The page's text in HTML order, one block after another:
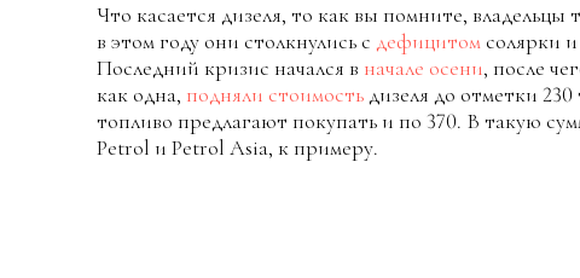
Что касается дизеля, то как вы помните,
в этом году они столкнулись с дефицитом солярки
Последний кризис начался в начале осени, после
как одна, подняли стоимость дизеля до отметки
топливо предлагают покупать и по 370. В такую
Petrol и Petrol Asia, к примеру.